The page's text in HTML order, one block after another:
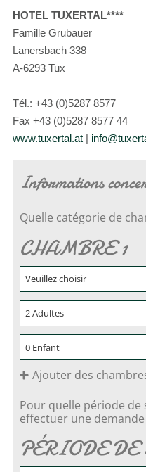
HOTEL TUXERTAL****
Famille Grubauer
Lanersbach 338
A-6293 Tux
Tél.: +43 (0)5287 8577
Fax +43 (0)5287 8577 44
www.tuxertal.at |
Informations
Quelle catégorie de
CHAMBRE 1
Ajouter des
Pour quelle période
effectuer une demande
PÉRIODE DE